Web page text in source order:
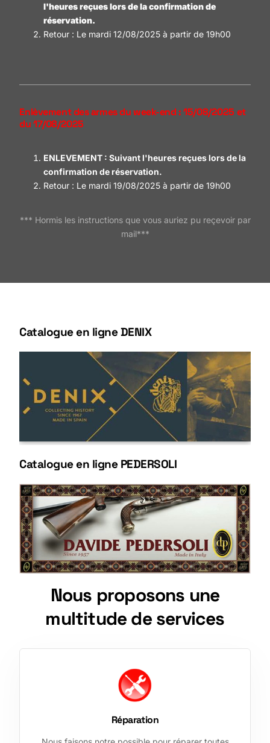
l'heures reçues lors de la confirmation de
réservation.
Retour : Le mardi 12/08/2025 à partir de 19h00
Enlèvement des armes du week-end : 15/08/2025 et
du 17/08/2025
ENLEVEMENT : Suivant l'heures reçues lors de la
confirmation de réservation.
Retour : Le mardi 19/08/2025 à partir de 19h00
*** Hormis les instructions que vous auriez pu reçevoir par
mail***
Catalogue en ligne DENIX
Catalogue en ligne PEDERSOLI
Nous proposons une
multitude de services
Réparation